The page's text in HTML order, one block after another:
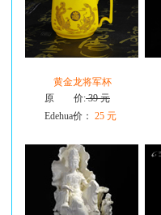
黄金龙将军杯
原 价:39 元
Edehua价： 25 元